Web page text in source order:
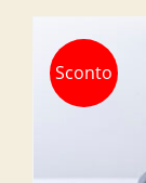
Sconto